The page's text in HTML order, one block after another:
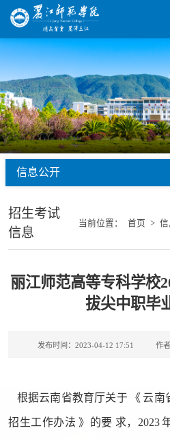
信息公开
招生考试
信息
当前位置： 首页 >
丽江师范高等专科学校
拔尖中职毕
发布时间：2023-04-12 17:51 作
根据云南省教育厅关于 《 云南
招生工作办法 》的要 求， 2023